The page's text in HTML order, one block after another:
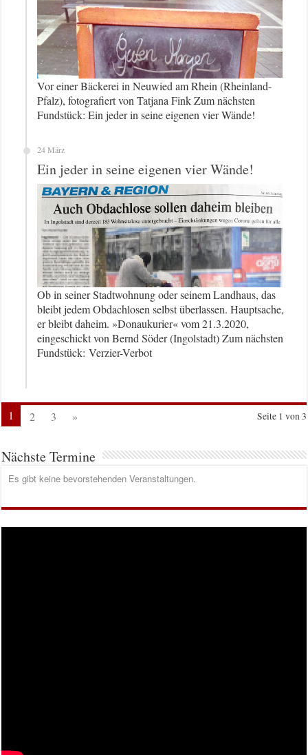
Vor einer Bäckerei in Neuwied am Rhein (Rheinland-
Pfalz), fotografiert von Tatjana Fink Zum nächsten
Fundstück: Ein jeder in seine eigenen vier Wände!
24 März
Ein jeder in seine eigenen vier Wände!
Ob in seiner Stadtwohnung oder seinem Landhaus, das
bleibt jedem Obdachlosen selbst überlassen. Hauptsache,
er bleibt daheim. »Donaukurier« vom 21.3.2020,
eingeschickt von Bernd Söder (Ingolstadt) Zum nächsten
Fundstück: Verzier-Verbot
Seite 1 von 3
1 2 3 »
Nächste Termine
Es gibt keine bevorstehenden Veranstaltungen.